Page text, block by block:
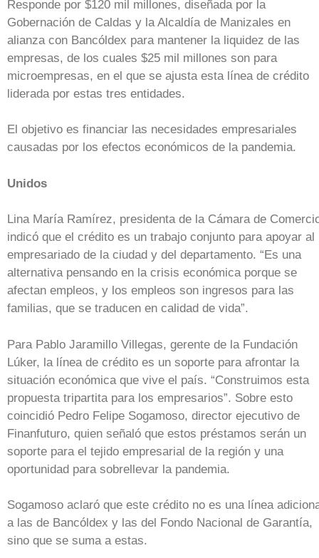
Responde por $120 mil millones, diseñada por la
Gobernación de Caldas y la Alcaldía de Manizales en
alianza con Bancóldex para mantener la liquidez de las
empresas, de los cuales $25 mil millones son para
microempresas, en el que se ajusta esta línea de crédito
liderada por estas tres entidades.
El objetivo es financiar las necesidades empresariales
causadas por los efectos económicos de la pandemia.
Unidos
Lina María Ramírez, presidenta de la Cámara de
indicó que el crédito es un trabajo conjunto para apoyar al
empresariado de la ciudad y del departamento. “Es una
alternativa pensando en la crisis económica porque se
afectan empleos, y los empleos son ingresos para las
familias, que se traducen en calidad de vida”.
Para Pablo Jaramillo Villegas, gerente de la Fundación
Lúker, la línea de crédito es un soporte para afrontar la
situación económica que vive el país. “Construimos esta
propuesta tripartita para los empresarios”. Sobre esto
coincidió Pedro Felipe Sogamoso, director ejecutivo de
Finanfuturo, quien señaló que estos préstamos serán un
soporte para el tejido empresarial de la región y una
oportunidad para sobrellevar la pandemia.
Sogamoso aclaró que este crédito no es una línea
a las de Bancóldex y las del Fondo Nacional de Garantía,
sino que se suma a estas.